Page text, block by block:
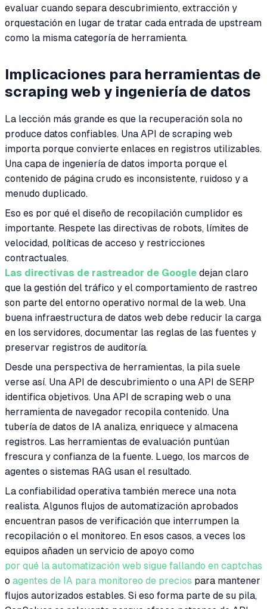
evaluar cuando separa descubrimiento, extracción y
orquestación en lugar de tratar cada entrada de upstream
como la misma categoría de herramienta.
Implicaciones para herramientas de
scraping web y ingeniería de datos
La lección más grande es que la recuperación sola no
produce datos confiables. Una API de scraping web
importa porque convierte enlaces en registros utilizables.
Una capa de ingeniería de datos importa porque el
contenido de página crudo es inconsistente, ruidoso y a
menudo duplicado.
Eso es por qué el diseño de recopilación cumplidor es
importante. Respete las directivas de robots, límites de
velocidad, políticas de acceso y restricciones
contractuales.
Las directivas de rastreador de Google dejan claro
que la gestión del tráfico y el comportamiento de rastreo
son parte del entorno operativo normal de la web. Una
buena infraestructura de datos web debe reducir la carga
en los servidores, documentar las reglas de las fuentes y
preservar registros de auditoría.
Desde una perspectiva de herramientas, la pila suele
verse así. Una API de descubrimiento o una API de SERP
identifica objetivos. Una API de scraping web o una
herramienta de navegador recopila contenido. Una
tubería de datos de IA analiza, enriquece y almacena
registros. Las herramientas de evaluación puntúan
frescura y confianza de la fuente. Luego, los marcos de
agentes o sistemas RAG usan el resultado.
La confiabilidad operativa también merece una nota
realista. Algunos flujos de automatización aprobados
encuentran pasos de verificación que interrumpen la
recopilación o el monitoreo. En esos casos, a veces los
equipos añaden un servicio de apoyo como
por qué la automatización web sigue fallando en captchas
o agentes de IA para monitoreo de precios para mantener
flujos autorizados estables. Si eso forma parte de su pila,